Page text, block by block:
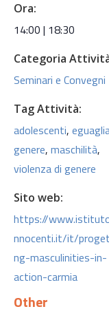
Ora:
14:00 | 18:30
Categoria
Seminari e Convegni
Tag Attività:
adolescenti,
genere, maschilità,
violenza di genere
Sito web:
https://
nnocenti.it/it/
ng-masculinities-in-
action-carmia
Other